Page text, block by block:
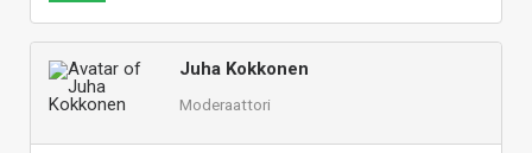
Juha Kokkonen
Moderaattori